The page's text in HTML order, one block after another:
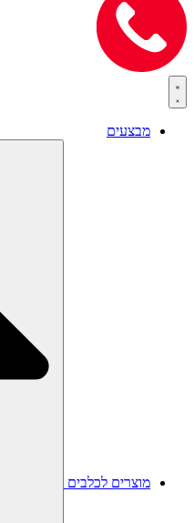
מבצעים
מוצרים לכלבים